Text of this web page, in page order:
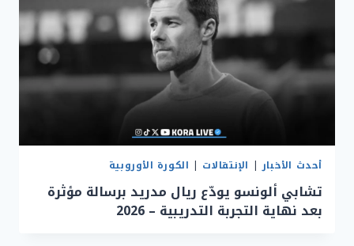
أحدث الأخبار| الإنتقالات | الكورة الأوروبية
تشابي ألونسو يودّع ريال مدريد برسالة مؤثرة
بعد نهاية التجربة التدريبية – 2026